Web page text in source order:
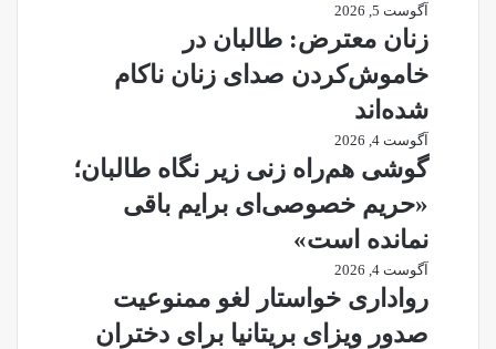
آگوست 5, 2026
زنان معترض: طالبان در
خاموش‌کردن صدای زنان ناکام
شده‌اند
آگوست 4, 2026
گوشی هم‌راه زنی زیر نگاه طالبان؛
«حریم خصوصی‌ای برایم باقی
نمانده است»
آگوست 4, 2026
رواداری خواستار لغو ممنوعیت
صدور ویزای بریتانیا برای دختران